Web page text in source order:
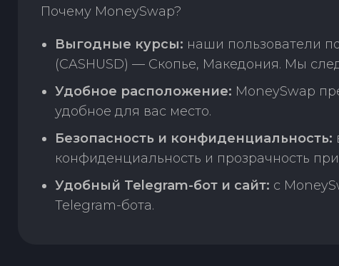
Почему MoneySwap?
Выгодные курсы: наши пользователи
(CASHUSD) — Скопье, Македония. Мы
Удобное расположение: MoneySwap
удобное для вас место.
Безопасность и конфиденциальность:
конфиденциальность и прозрачность
Удобный Telegram-бот и сайт: с
Telegram-бота.